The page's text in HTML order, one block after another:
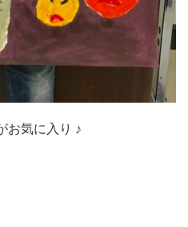
お気に入り ♪